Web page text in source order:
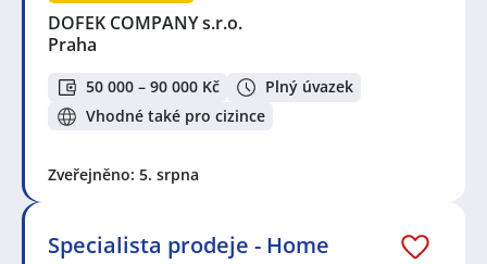
DOFEK COMPANY s.r.o.
Praha
50 000 – 90 000 Kč
Plný úvazek
Vhodné také pro cizince
Zveřejněno: 5. srpna
Specialista prodeje - Home